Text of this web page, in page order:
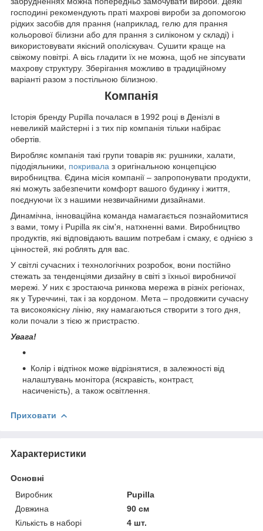
господині рекомендують праті махрові вироби за допомогою
рідких засобів для прання (наприклад, гелю для прання
кольорової білизни або для прання з силіконом у складі) і
використовувати якісний ополіскувач. Сушити краще на
свіжому повітрі. А вісь гладити їх не можна, щоб не зіпсувати
махрову структуру. Зберігання можливо в традиційному
варіанті разом з постільною білизною.
Компанія
Історія бренду Pupilla почалася в 1992 році в Денізлі в
невеликій майстерні і з тих пір компанія тільки набірає
обертів.
Виробляє компанія такі групи товарів як: рушники, халати,
підодіяльники, покривала з оригінальною концепцією
виробництва. Єдина місія компанії – запропонувати продукти,
які можуть забезпечити комфорт вашого будинку і життя,
поєднуючи їх з нашими незвичайними дизайнами.
Динамічна, інноваційна команда намагається познайомитися
з вами, тому і Pupilla як сім'я, натхненні вами. Виробництво
продуктів, які відповідають вашим потребам і смаку, є однією з
цінностей, які роблять для вас.
У світлі сучасних і технологічних розробок, вони постійно
стежать за тенденціями дизайну в світі з їхньої виробничої
мережі. У них є зростаюча ринкова мережа в різніх регіонах,
як у Туреччині, так і за кордоном. Мета – продовжити сучасну
та високоякісну лінію, яку намагаються створити з того дня,
коли почали з тією ж пристрастю.
Увага!
Колір і відтінок може відрізнятися, в залежності від
налаштувань монітора (яскравість, контраст,
насиченість), а також освітлення.
Приховати
Характеристики
Основні
Виробник
Pupilla
Довжина
90 см
Кількість в наборі
4 шт.